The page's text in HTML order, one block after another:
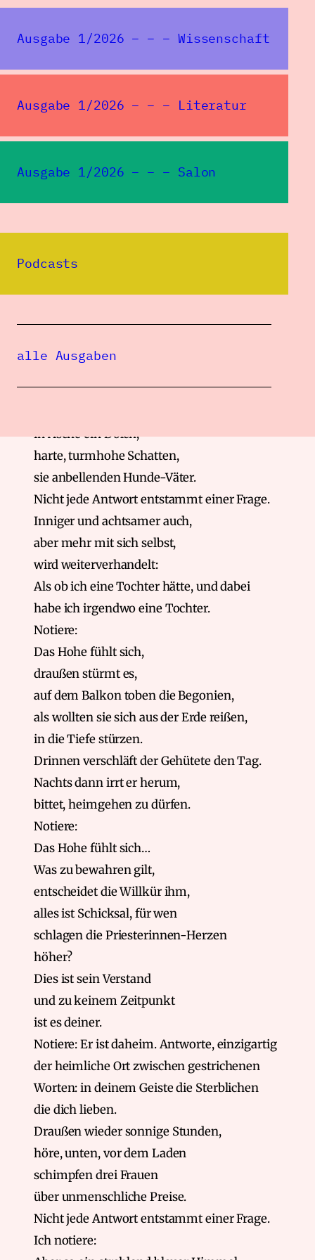
Ausgabe 1/2026 – – – Wissenschaft
Ausgabe 1/2026 – – – Literatur
Ausgabe 1/2026 – – – Salon
Podcasts
alle Ausgaben
Die entpflichtende Geduld ist dein Erbe.
Mitten in der Nacht, in welchem Land,
Ich bin´s doch! Ich bin es!
Keine Macht sind wir.
Im Winter-Gedächtnis das verwundete Wild
Ich notiere: Unzubereitet,
Ängstliche Wut im Gestrüpp,
in Asche ein Dolch,
harte, turmhohe Schatten,
sie anbellenden Hunde-Väter.
Nicht jede Antwort entstammt einer Frage.
Inniger und achtsamer auch,
aber mehr mit sich selbst,
wird weiterverhandelt:
Als ob ich eine Tochter hätte, und dabei
habe ich irgendwo eine Tochter.
Notiere:
Das Hohe fühlt sich,
draußen stürmt es,
auf dem Balkon toben die Begonien,
als wollten sie sich aus der Erde reißen,
in die Tiefe stürzen.
Drinnen verschläft der Gehütete den Tag.
Nachts dann irrt er herum,
bittet, heimgehen zu dürfen.
Notiere:
Das Hohe fühlt sich…
Was zu bewahren gilt,
entscheidet die Willkür ihm,
alles ist Schicksal, für wen
schlagen die Priesterinnen-Herzen
höher?
Dies ist sein Verstand
und zu keinem Zeitpunkt
ist es deiner.
Notiere: Er ist daheim. Antworte, einzigartig
der heimliche Ort zwischen gestrichenen
Worten: in deinem Geiste die Sterblichen
die dich lieben.
Draußen wieder sonnige Stunden,
höre, unten, vor dem Laden
schimpfen drei Frauen
über unmenschliche Preise.
Nicht jede Antwort entstammt einer Frage.
Ich notiere: